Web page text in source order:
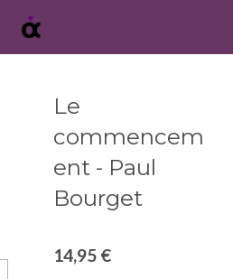
Le
commencem
ent - Paul
Bourget
14,95 €